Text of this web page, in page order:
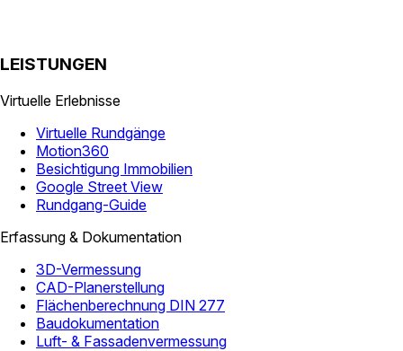
LEISTUNGEN
Virtuelle Erlebnisse
Virtuelle Rundgänge
Motion360
Besichtigung Immobilien
Google Street View
Rundgang-Guide
Erfassung & Dokumentation
3D-Vermessung
CAD-Planerstellung
Flächenberechnung DIN 277
Baudokumentation
Luft- & Fassadenvermessung